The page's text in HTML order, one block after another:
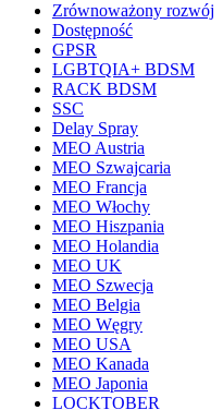
Zrównoważony rozwój
Dostępność
GPSR
LGBTQIA+ BDSM
RACK BDSM
SSC
Delay Spray
MEO Austria
MEO Szwajcaria
MEO Francja
MEO Włochy
MEO Hiszpania
MEO Holandia
MEO UK
MEO Szwecja
MEO Belgia
MEO Węgry
MEO USA
MEO Kanada
MEO Japonia
LOCKTOBER